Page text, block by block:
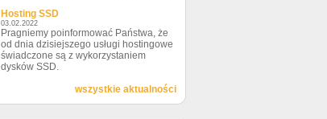
Hosting SSD
03.02.2022
Pragniemy poinformować Państwa, że
od dnia dzisiejszego usługi hostingowe
świadczone są z wykorzystaniem
dysków SSD.
wszystkie aktualności